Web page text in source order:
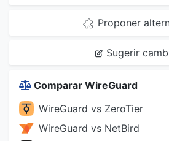
Proponer
Sugerir
Comparar WireGuard
WireGuard vs ZeroTier
WireGuard vs NetBird